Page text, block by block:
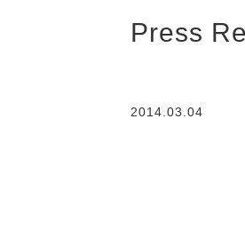
Press
2014.03.04